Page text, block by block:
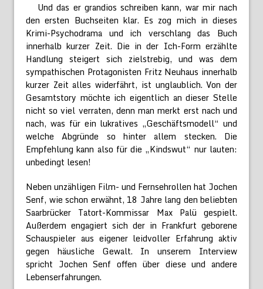
Und das er grandios schreiben kann, war mir nach
den ersten Buchseiten klar. Es zog mich in dieses
Krimi-Psychodrama und ich verschlang das Buch
innerhalb kurzer Zeit. Die in der Ich-Form erzählte
Handlung steigert sich zielstrebig, und was dem
sympathischen Protagonisten Fritz Neuhaus innerhalb
kurzer Zeit alles widerfährt, ist unglaublich. Von der
Gesamtstory möchte ich eigentlich an dieser Stelle
nicht so viel verraten, denn man merkt erst nach und
nach, was für ein lukratives „Geschäftsmodell“ und
welche Abgründe so hinter allem stecken. Die
Empfehlung kann also für die „Kindswut“ nur lauten:
unbedingt lesen!
Neben unzähligen Film- und Fernsehrollen hat Jochen
Senf, wie schon erwähnt, 18 Jahre lang den beliebten
Saarbrücker Tatort-Kommissar Max Palü gespielt.
Außerdem engagiert sich der in Frankfurt geborene
Schauspieler aus eigener leidvoller Erfahrung aktiv
gegen häusliche Gewalt. In unserem Interview
spricht Jochen Senf offen über diese und andere
Lebenserfahrungen.